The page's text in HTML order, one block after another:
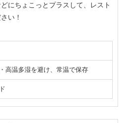
にちょこっとプラスして、レスト
い！
高温多湿を避け、常温で保存